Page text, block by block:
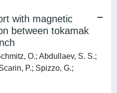
with magnetic
between tokamak
O.; Abdullaev, S. S.;
P.; Spizzo, G.;